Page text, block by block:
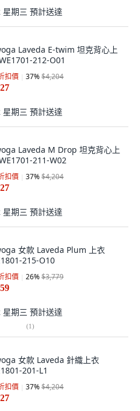
期三 預計送達
Laveda E-twim 坦克背心上
212-O01
扣價 37%$4,204
期三 預計送達
Laveda M Drop 坦克背心上
211-W02
扣價 37%$4,204
期三 預計送達
女款 Laveda Plum 上衣
215-O10
扣價 26%$3,779
期三 預計送達
(1)
女款 Laveda 針織上衣
201-L1
扣價 37%$4,204